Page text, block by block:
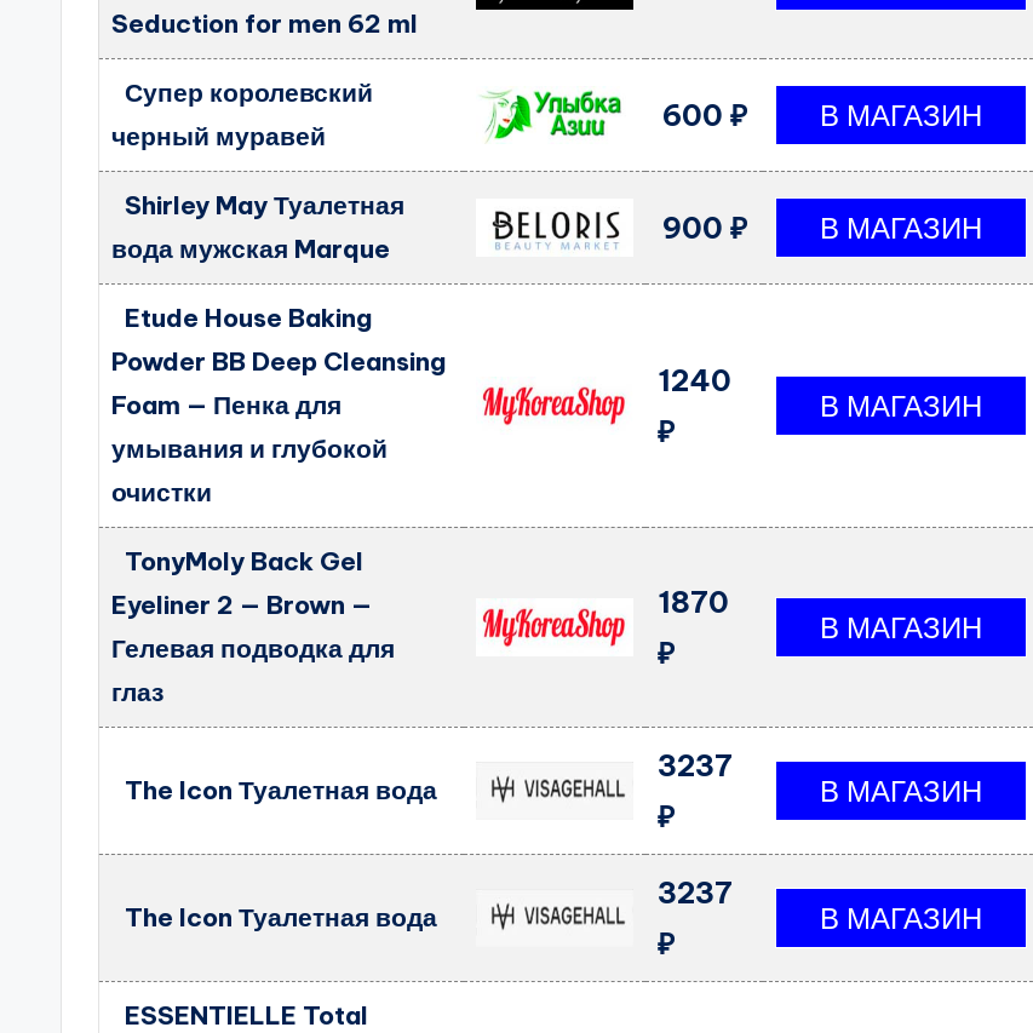
Seduction for men 62 ml
Супер королевский
черный муравей
600 ₽
Shirley May Туалетная
вода мужская Marque
900 ₽
Etude House Baking
Powder BB Deep Cleansing
Foam — Пенка для
умывания и глубокой
очистки
1240
₽
TonyMoly Back Gel
Eyeliner 2 — Brown —
Гелевая подводка для
глаз
1870
₽
The Icon Туалетная вода
3237
₽
The Icon Туалетная вода
3237
₽
ESSENTIELLE Total